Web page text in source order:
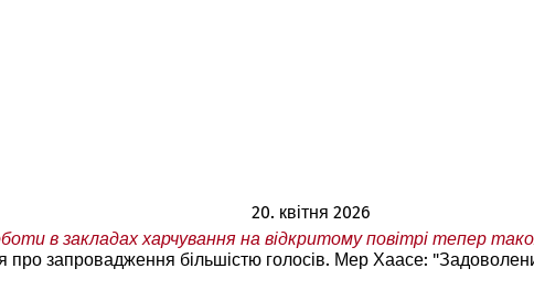
20. квітня 2026
в закладах харчування на відкритому повітрі тепер
запровадження більшістю голосів. Мер Хаасе: